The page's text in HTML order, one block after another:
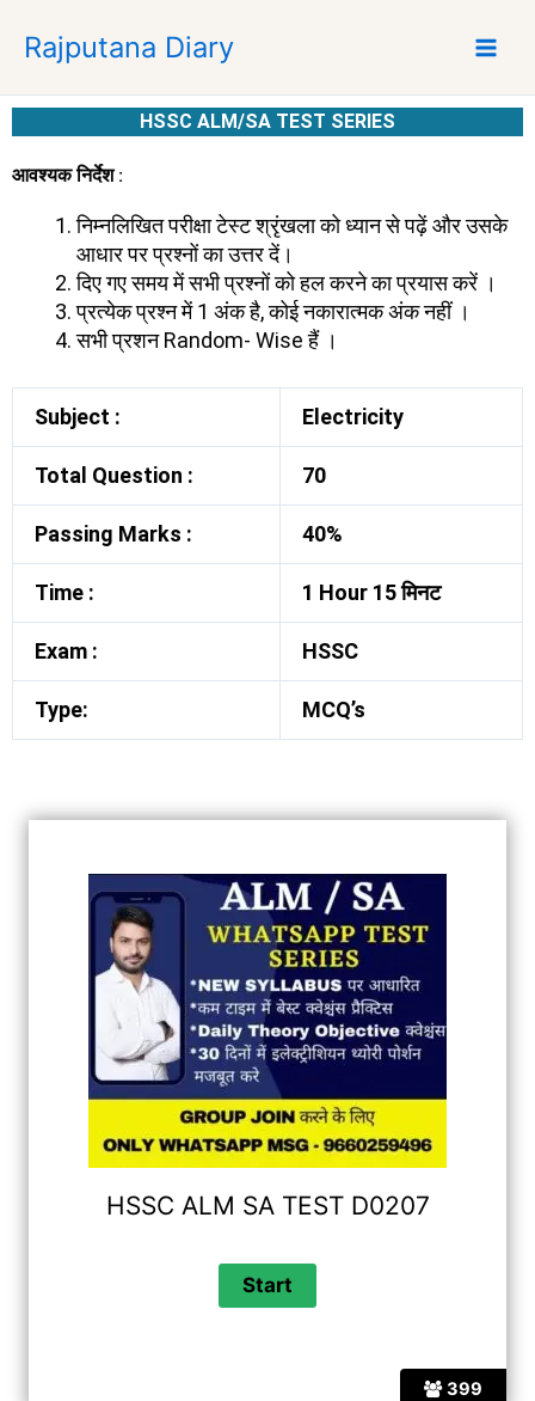
p
Rajputana Diary
HSSC ALM/SA TEST SERIES
आवश्यक निर्देश :
निम्नलिखित परीक्षा टेस्ट श्रृंखला को ध्यान से पढ़ें और उसके
आधार पर प्रश्नों का उत्तर दें।
दिए गए समय में सभी प्रश्नों को हल करने का प्रयास करें ।
प्रत्येक प्रश्न में 1 अंक है, कोई नकारात्मक अंक नहीं ।
सभी प्रशन Random- Wise हैं ।
Subject : Electricity
Total Question : 70
Passing Marks : 40%
Time : 1 Hour 15 मिनट
Exam : HSSC
Type: MCQ’s
399
HSSC ALM SA TEST D0207